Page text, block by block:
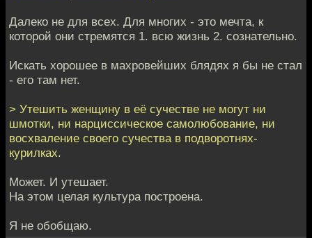
Далеко не для всех. Для многих - это мечта, к
которой они стремятся 1. всю жизнь 2. сознательно.
Искать хорошее в махровейших блядях я бы не стал
- его там нет.
> Утешить женщину в её сучестве не могут ни
шмотки, ни нарциссическое самолюбование, ни
восхваление своего сучества в подворотнях-
курилках.
Может. И утешает.
На этом целая культура построена.
Я не обобщаю.